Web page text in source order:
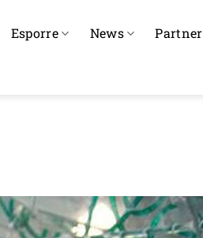
Esporre News Partner